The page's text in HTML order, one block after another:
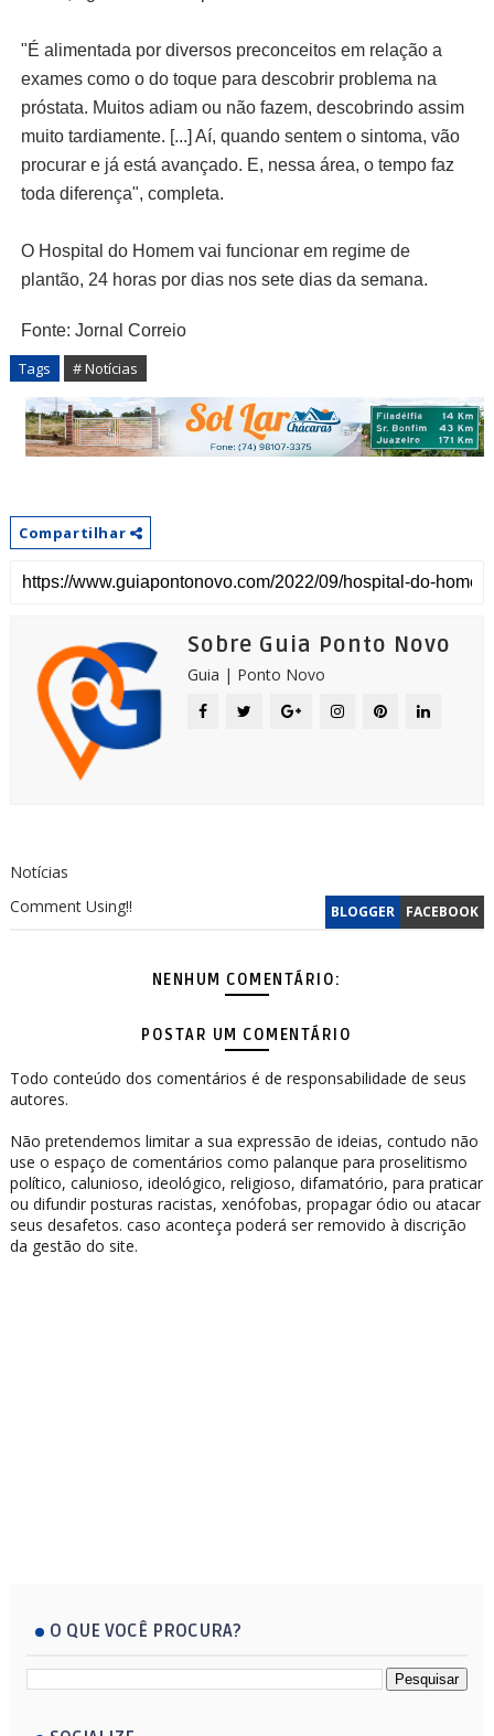
"É alimentada por diversos preconceitos em relação a
exames como o do toque para descobrir problema na
próstata. Muitos adiam ou não fazem, descobrindo assim
muito tardiamente. [...] Aí, quando sentem o sintoma, vão
procurar e já está avançado. E, nessa área, o tempo faz
toda diferença", completa.
O Hospital do Homem vai funcionar em regime de
plantão, 24 horas por dias nos sete dias da semana.
Fonte: Jornal Correio
Tags # Notícias
Compartilhar
Sobre Guia Ponto Novo
Guia | Ponto Novo
Notícias
BLOGGER FACEBOOK
Comment Using!!
NENHUM COMENTÁRIO:
POSTAR UM COMENTÁRIO
Todo conteúdo dos comentários é de responsabilidade de seus
autores.
Não pretendemos limitar a sua expressão de ideias, contudo não
use o espaço de comentários como palanque para proselitismo
político, calunioso, ideológico, religioso, difamatório, para praticar
ou difundir posturas racistas, xenófobas, propagar ódio ou atacar
seus desafetos. caso aconteça poderá ser removido à discrição
da gestão do site.
O QUE VOCÊ PROCURA?